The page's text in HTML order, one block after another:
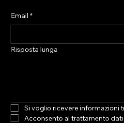
Email *
Risposta lunga
Si voglio ricevere informazioni
Acconsento al trattamento dati